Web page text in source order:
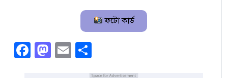
ফটো কার্ড
Facebook
Mastodon
Email